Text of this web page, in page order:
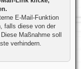
E-Mail-Funktion
falls diese von der
Maßnahme soll
verhindern.